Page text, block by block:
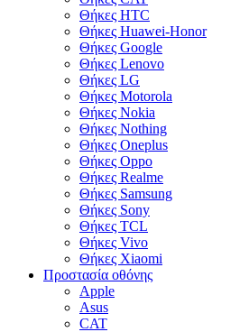
Θήκες HTC
Θήκες Huawei-Honor
Θήκες Google
Θήκες Lenovo
Θήκες LG
Θήκες Motorola
Θήκες Nokia
Θήκες Nothing
Θήκες Oneplus
Θήκες Oppo
Θήκες Realme
Θήκες Samsung
Θήκες Sony
Θήκες TCL
Θήκες Vivo
Θήκες Xiaomi
Προστασία οθόνης
Apple
Asus
CAT